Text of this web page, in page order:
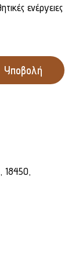
ενέργειες
18450,